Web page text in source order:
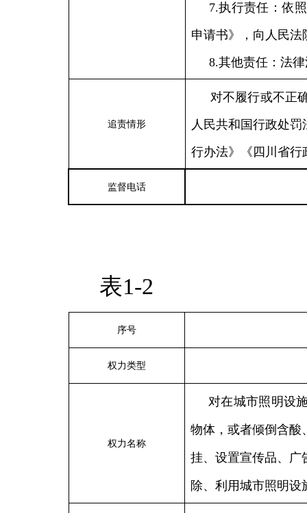
7.执行责任：依
申请书》，向人民法
8.其他责任：法
追责情形
对不履行或不正
人民共和国行政处
行办法》《四川省行
监督电话
表1-2
序号
权力类型
权力名称
对在城市照明设
物体，或者倾倒含酸
挂、设置宣传品、广
除、利用城市照明